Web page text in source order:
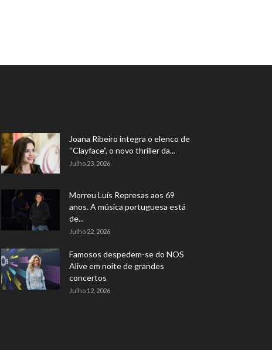
Joana Ribeiro integra o elenco de
“Clayface”, o novo thriller da...
Julho 23, 2026
Morreu Luís Represas aos 69
anos. A música portuguesa está
de...
Julho 22, 2026
Famosos despedem-se do NOS
Alive em noite de grandes
concertos
Julho 12, 2026